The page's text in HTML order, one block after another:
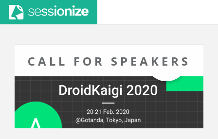
CALL FOR SPEAKERS